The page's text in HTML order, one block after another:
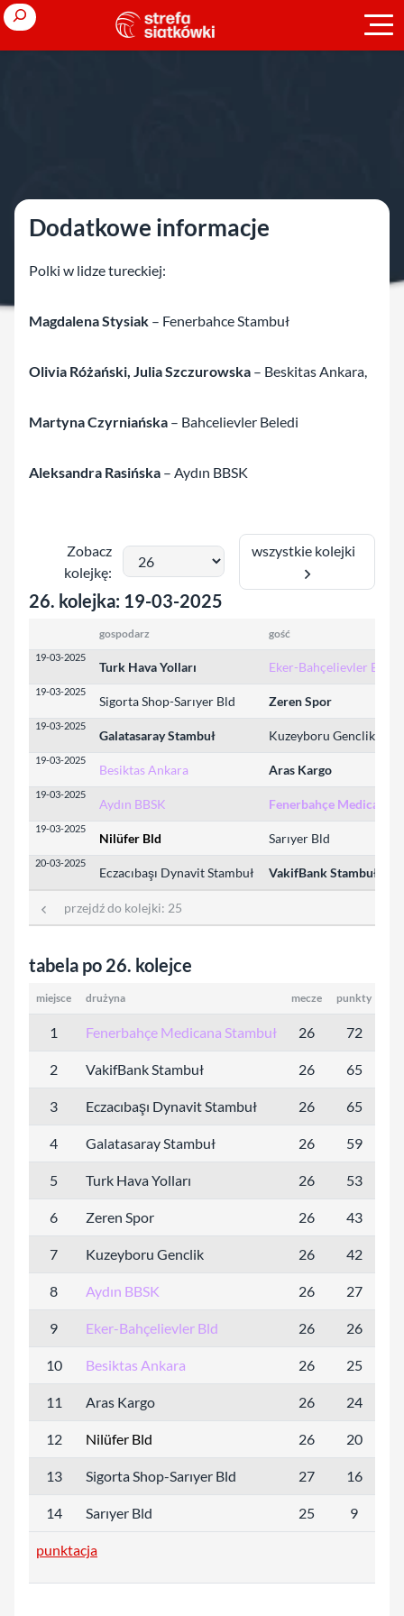
Przejdź
do
treści
Search
Dodatkowe informacje
Polki w lidze tureckiej:
Magdalena Stysiak – Fenerbahce Stambuł
Olivia Różański, Julia Szczurowska – Beskitas Ankara,
Martyna Czyrniańska – Bahcelievler Beledi
Aleksandra Rasińska – Aydın BBSK
Zobacz
kolejkę:
wszystkie kolejki
26. kolejka: 19-03-2025
gospodarz gość
19-03-2025
Turk Hava Yolları Eker-Bahçelievler Bld
19-03-2025
Sigorta Shop-Sarıyer Bld Zeren Spor
19-03-2025
Galatasaray Stambuł Kuzeyboru Genclik
19-03-2025
Besiktas Ankara Aras Kargo
19-03-2025
Aydın BBSK Fenerbahçe Medicana
19-03-2025
Nilüfer Bld Sarıyer Bld
20-03-2025
Eczacıbaşı Dynavit Stambuł VakifBank Stambuł
przejdź do kolejki: 25
tabela po 26. kolejce
miejsce drużyna mecze punkty
1 Fenerbahçe Medicana Stambuł 26 72
2 VakifBank Stambuł 26 65
3 Eczacıbaşı Dynavit Stambuł 26 65
4 Galatasaray Stambuł 26 59
5 Turk Hava Yolları 26 53
6 Zeren Spor 26 43
7 Kuzeyboru Genclik 26 42
8 Aydın BBSK 26 27
9 Eker-Bahçelievler Bld 26 26
10 Besiktas Ankara 26 25
11 Aras Kargo 26 24
12 Nilüfer Bld 26 20
13 Sigorta Shop-Sarıyer Bld 27 16
14 Sarıyer Bld 25 9
punktacja